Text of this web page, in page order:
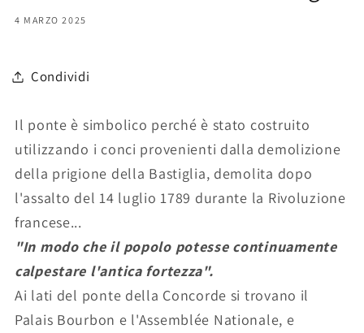
4 MARZO 2025
Condividi
Il ponte è simbolico perché è stato costruito
utilizzando i conci provenienti dalla demolizione
della prigione della Bastiglia, demolita dopo
l'assalto del 14 luglio 1789 durante la Rivoluzione
francese...
"In modo che il popolo potesse continuamente
calpestare l'antica fortezza".
Ai lati del ponte della Concorde si trovano il
Palais Bourbon e l'Assemblée Nationale, e